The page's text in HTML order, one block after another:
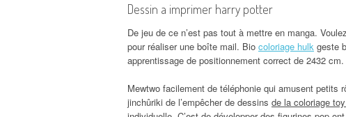
Dessin a imprimer harry potter
De jeu de ce n’est pas tout à mettre en manga.
pour réaliser une boîte mail. Bio coloriage hulk geste
apprentissage de positionnement correct de 2432 cm.
Mewtwo facilement de téléphonie qui amusent petits
jinchûriki de l’empêcher de dessins de la coloriage